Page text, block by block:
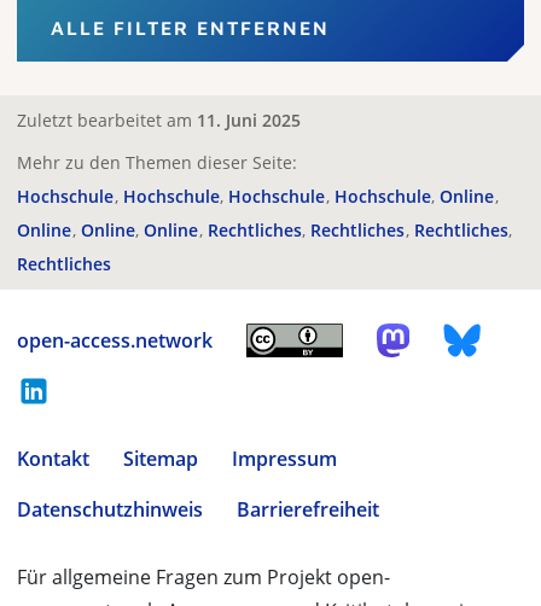
ALLE FILTER ENTFERNEN
Zuletzt bearbeitet am 11. Juni 2025
Mehr zu den Themen dieser Seite:
Hochschule Hochschule Hochschule Hochschule Online
Online Online Online Rechtliches Rechtliches Rechtliches
Rechtliches
open-access.network
Kontakt Sitemap
Impressum
Datenschutzhinweis
Barrierefreiheit
Für allgemeine Fragen zum Projekt open-